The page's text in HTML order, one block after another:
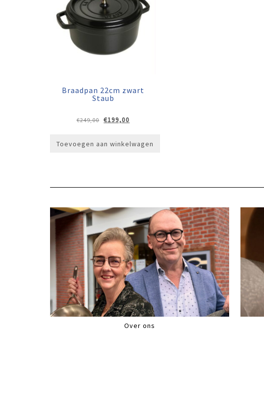
Braadpan 22cm zwart
Staub
€249,00 Oorspronkelijke
€249,00.
€199,00
€199,00.
Toevoegen aan winkelwagen
Over ons